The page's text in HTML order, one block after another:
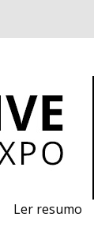
Ler resumo